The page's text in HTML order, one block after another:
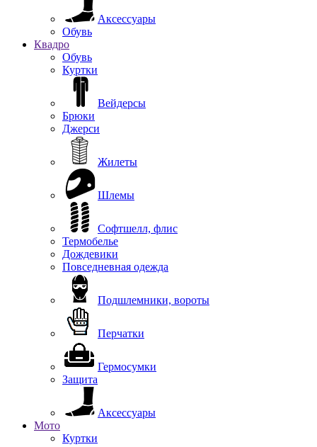
Аксессуары
Обувь
Квадро
Обувь
Куртки
Вейдерсы
Брюки
Джерси
Жилеты
Шлемы
Софтшелл, флис
Термобелье
Дождевики
Повседневная одежда
Подшлемники, вороты
Перчатки
Гермосумки
Защита
Аксессуары
Мото
Куртки